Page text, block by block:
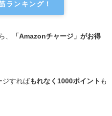
ランキング！
、
「Amazonチャージ」がお得
ジすればもれなく1000ポイント も